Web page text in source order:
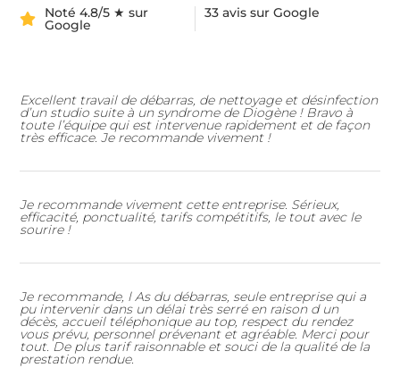
Noté 4.8/5 ★ sur
Google
33 avis sur Google
Excellent travail de débarras, de nettoyage et désinfection
d’un studio suite à un syndrome de Diogène ! Bravo à
toute l’équipe qui est intervenue rapidement et de façon
très efficace. Je recommande vivement !
Je recommande vivement cette entreprise. Sérieux,
efficacité, ponctualité, tarifs compétitifs, le tout avec le
sourire !
Je recommande, l As du débarras, seule entreprise qui a
pu intervenir dans un délai très serré en raison d un
décès, accueil téléphonique au top, respect du rendez
vous prévu, personnel prévenant et agréable. Merci pour
tout. De plus tarif raisonnable et souci de la qualité de la
prestation rendue.